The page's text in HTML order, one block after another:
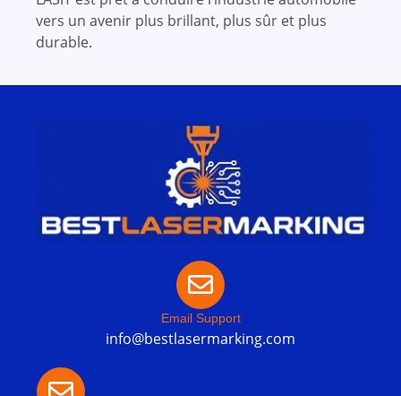
vers un avenir plus brillant, plus sûr et plus
durable.
Email Support
info@bestlasermarking.com